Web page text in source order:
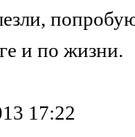
и по жизни.
17:22